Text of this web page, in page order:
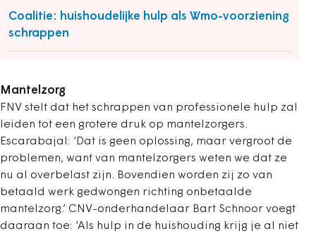
Coalitie: huishoudelijke hulp als Wmo-voorziening
schrappen
Mantelzorg
FNV stelt dat het schrappen van professionele hulp zal
leiden tot een grotere druk op mantelzorgers.
Escarabajal: ‘Dat is geen oplossing, maar vergroot de
problemen, want van mantelzorgers weten we dat ze
nu al overbelast zijn. Bovendien worden zij zo van
betaald werk gedwongen richting onbetaalde
mantelzorg.’ CNV-onderhandelaar Bart Schnoor voegt
daaraan toe: ‘Als hulp in de huishouding krijg je al niet